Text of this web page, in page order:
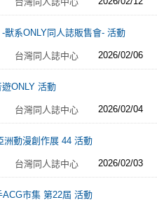
獸系ONLY同人誌販售會- 活動
台灣同人誌中心 2026/02/06
ONLY 活動
台灣同人誌中心 2026/02/04
洲動漫創作展 44 活動
台灣同人誌中心 2026/02/03
市集 第22屆 活動